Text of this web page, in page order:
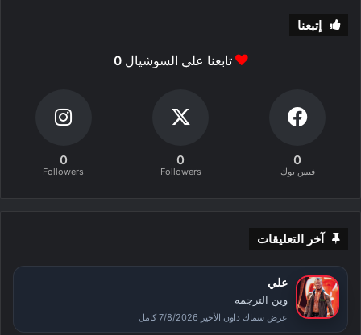
إتبعنا
تابعنا علي السوشيال0
0
فيس بوك
0
Followers
0
Followers
آخر التعليقات
علي
وين الترجمه
عرض سماك داون الأخير 7/8/2026 كامل